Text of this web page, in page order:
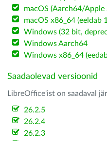
macOS (Aarch64/Apple
macOS x86_64 (eeldab
Windows (32 bit,
Windows Aarch64
Windows x86_64
Saadaolevad versioonid
LibreOffice'ist on saadaval
26.2.5
26.2.4
26.2.3